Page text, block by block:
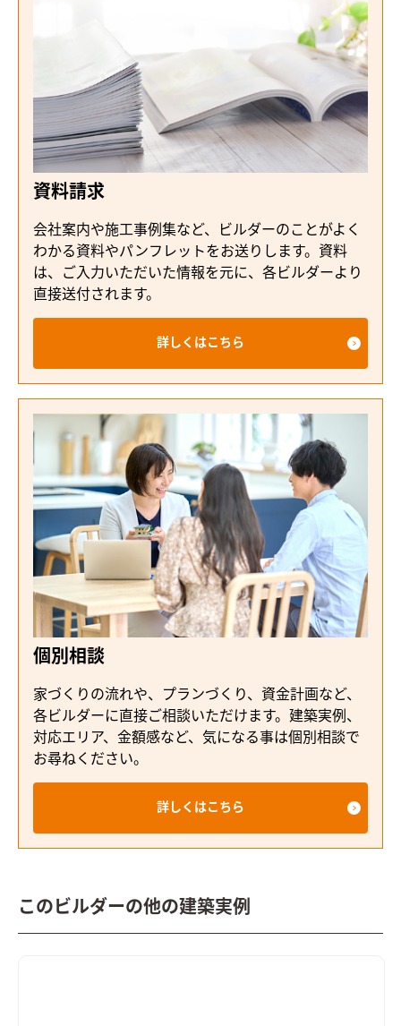
資料請求
会社案内や施工事例集など、ビルダーのことがよく
わかる資料やパンフレットをお送りします。資料
は、ご入力いただいた情報を元に、各ビルダーより
直接送付されます。
詳しくはこちら
個別相談
家づくりの流れや、プランづくり、資金計画など、
各ビルダーに直接ご相談いただけます。建築実例、
対応エリア、金額感など、気になる事は個別相談で
お尋ねください。
詳しくはこちら
このビルダーの他の建築実例